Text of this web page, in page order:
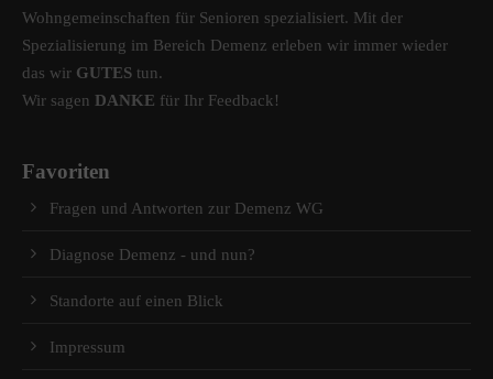
Wohngemeinschaften für Senioren spezialisiert. Mit der
Spezialisierung im Bereich Demenz erleben wir immer wieder
das wir GUTES tun.
Wir sagen DANKE für Ihr Feedback!
Favoriten
Fragen und Antworten zur Demenz WG
Diagnose Demenz - und nun?
Standorte auf einen Blick
Impressum